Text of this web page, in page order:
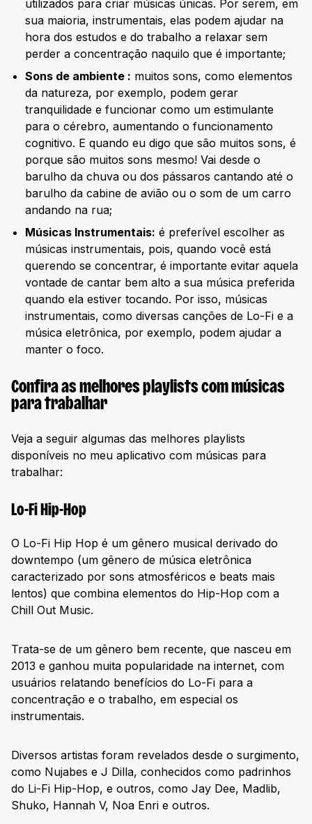
utilizados para criar músicas únicas. Por serem, em
sua maioria, instrumentais, elas podem ajudar na
hora dos estudos e do trabalho a relaxar sem
perder a concentração naquilo que é importante;
Sons de ambiente : muitos sons, como elementos
da natureza, por exemplo, podem gerar
tranquilidade e funcionar como um estimulante
para o cérebro, aumentando o funcionamento
cognitivo. E quando eu digo que são muitos sons, é
porque são muitos sons mesmo! Vai desde o
barulho da chuva ou dos pássaros cantando até o
barulho da cabine de avião ou o som de um carro
andando na rua;
Músicas Instrumentais: é preferível escolher as
músicas instrumentais, pois, quando você está
querendo se concentrar, é importante evitar aquela
vontade de cantar bem alto a sua música preferida
quando ela estiver tocando. Por isso, músicas
instrumentais, como diversas canções de Lo-Fi e a
música eletrônica, por exemplo, podem ajudar a
manter o foco.
Confira as melhores playlists com músicas
para trabalhar
Veja a seguir algumas das melhores playlists
disponíveis no meu aplicativo com músicas para
trabalhar:
Lo-Fi Hip-Hop
O Lo-Fi Hip Hop é um gênero musical derivado do
downtempo (um gênero de música eletrônica
caracterizado por sons atmosféricos e beats mais
lentos) que combina elementos do Hip-Hop com a
Chill Out Music.
Trata-se de um gênero bem recente, que nasceu em
2013 e ganhou muita popularidade na internet, com
usuários relatando benefícios do Lo-Fi para a
concentração e o trabalho, em especial os
instrumentais.
Diversos artistas foram revelados desde o surgimento,
como Nujabes e J Dilla, conhecidos como padrinhos
do Li-Fi Hip-Hop, e outros, como Jay Dee, Madlib,
Shuko, Hannah V, Noa Enri e outros.